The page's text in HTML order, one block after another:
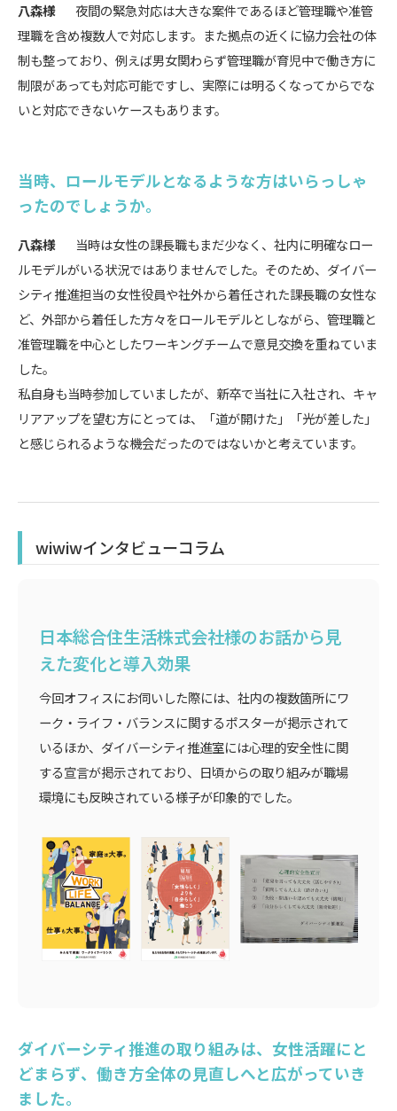
八森様
夜間の緊急対応は大きな案件であるほど管理職や准管
理職を含め複数人で対応します。また拠点の近くに協力会社の体
制も整っており、例えば男女関わらず管理職が育児中で働き方に
制限があっても対応可能ですし、実際には明るくなってからでな
いと対応できないケースもあります。
当時、ロールモデルとなるような方はいらっしゃ
ったのでしょうか。
八森様
当時は女性の課長職もまだ少なく、社内に明確なロー
ルモデルがいる状況ではありませんでした。そのため、ダイバー
シティ推進担当の女性役員や社外から着任された課長職の女性な
ど、外部から着任した方々をロールモデルとしながら、管理職と
准管理職を中心としたワーキングチームで意見交換を重ねていま
した。
私自身も当時参加していましたが、新卒で当社に入社され、キャ
リアアップを望む方にとっては、「道が開けた」「光が差した」
と感じられるような機会だったのではないかと考えています。
wiwiwインタビューコラム
日本総合住生活株式会社様のお話から見
えた変化と導入効果
今回オフィスにお伺いした際には、社内の複数箇所にワ
ーク・ライフ・バランスに関するポスターが掲示されて
いるほか、ダイバーシティ推進室には心理的安全性に関
する宣言が掲示されており、日頃からの取り組みが職場
環境にも反映されている様子が印象的でした。
ダイバーシティ推進の取り組みは、女性活躍にと
どまらず、働き方全体の見直しへと広がっていき
ました。